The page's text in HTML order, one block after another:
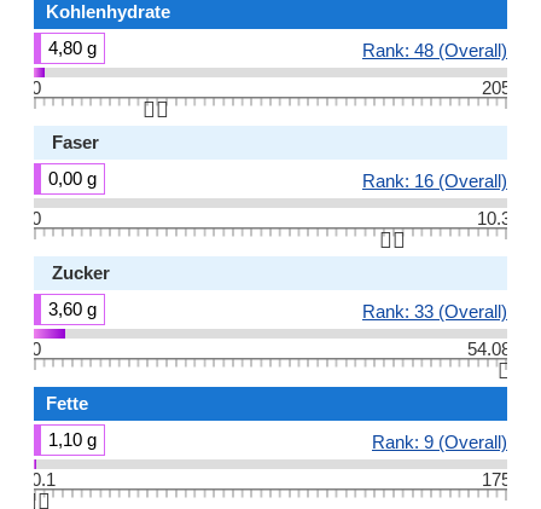
Kohlenhydrate
4,80 g
Rank: 48 (Overall)
0
205
👆🏻
Faser
0,00 g
Rank: 16 (Overall)
0
10.3
👆🏻
Zucker
3,60 g
Rank: 33 (Overall)
0
54.08
👆🏻
Fette
1,10 g
Rank: 9 (Overall)
0.1
175
👆🏻